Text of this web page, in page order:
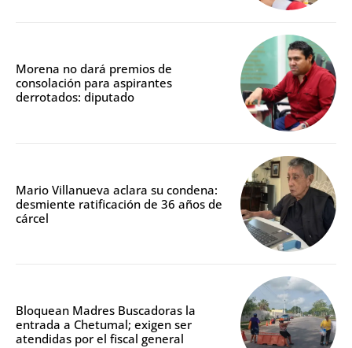
Morena no dará premios de
consolación para aspirantes
derrotados: diputado
Mario Villanueva aclara su condena:
desmiente ratificación de 36 años de
cárcel
Bloquean Madres Buscadoras la
entrada a Chetumal; exigen ser
atendidas por el fiscal general